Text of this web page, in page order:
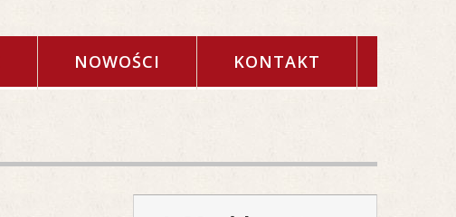
NOWOŚCI KONTAKT